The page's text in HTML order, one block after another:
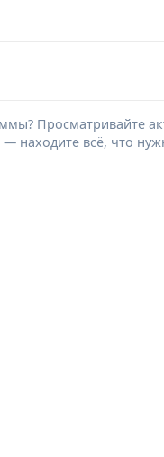
Просматривайте
находите всё, что